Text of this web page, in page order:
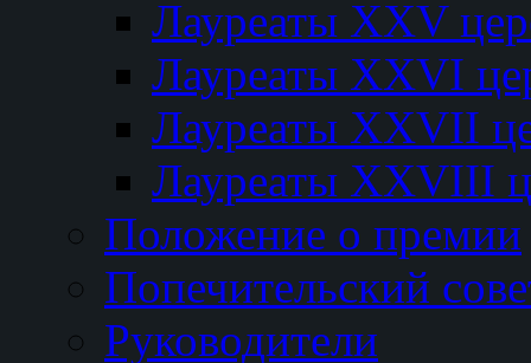
Лауреаты XXV
Лауреаты XXVI
Лауреаты XXVII
Лауреаты XXVIII
Положение о премии
Попечительский
Руководители